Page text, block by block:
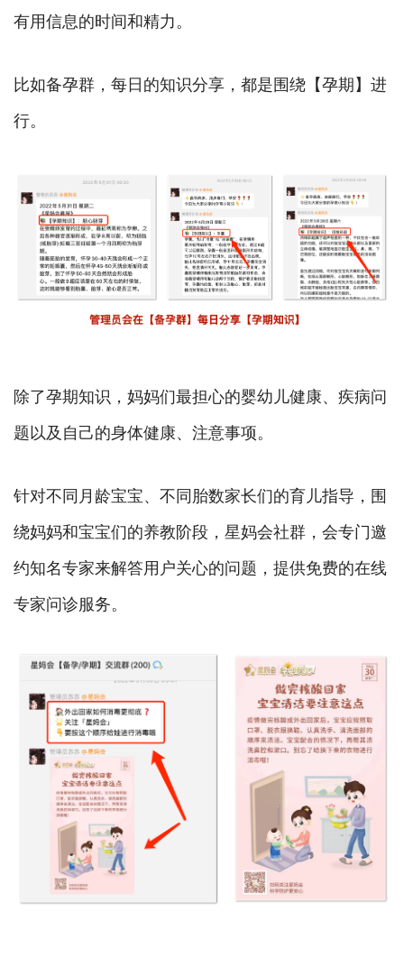
有用信息的时间和精力。
比如备孕群，每日的知识分享，都是围绕【孕期】进
行。
除了孕期知识，妈妈们最担心的婴幼儿健康、疾病问
题以及自己的身体健康、注意事项。
针对不同月龄宝宝、不同胎数家长们的育儿指导，围
绕妈妈和宝宝们的养教阶段，星妈会社群，会专门邀
约知名专家来解答用户关心的问题，提供免费的在线
专家问诊服务。